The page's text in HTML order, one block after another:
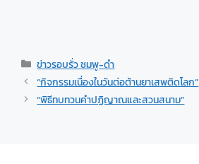
ข่าวรอบรั่ว ชมพู-ดำ
“กิจกรรมเนื่องในวันต่อต้านยาเสพติดโลก”
“พิธีทบทวนคำปฏิญาณและสวนสนาม”